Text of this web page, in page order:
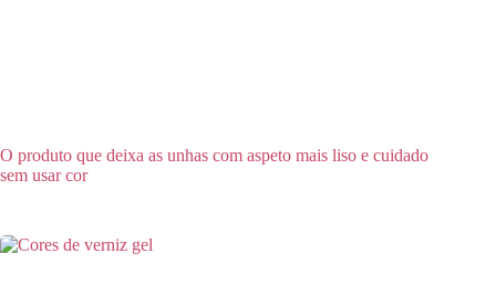
O produto que deixa as unhas com aspeto mais liso e cuidado
sem usar cor